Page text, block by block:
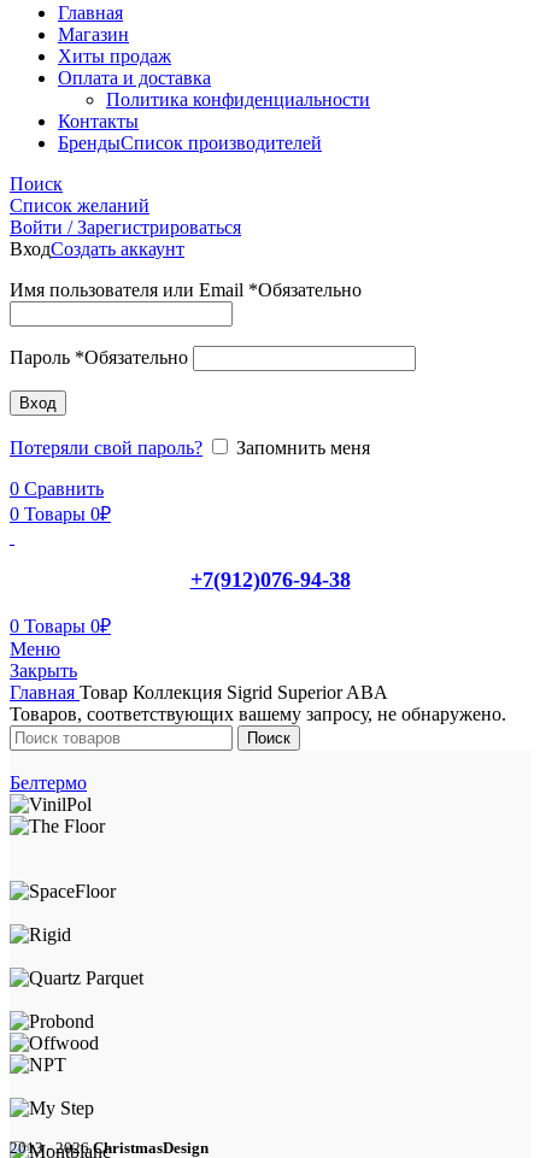
Главная
Магазин
Хиты продаж
Оплата и доставка
Политика конфиденциальности
Контакты
БрендыСписок производителей
Поиск
Список желаний
Войти / Зарегистрироваться
ВходСоздать аккаунт
Имя пользователя или Email *Обязательно
Пароль *Обязательно
Вход
Потеряли свой пароль?
Запомнить меня
0 Сравнить
0 Товары 0₽
+7(912)076-94-38
0 Товары 0₽
Меню
Закрыть
Главная Товар Коллекция Sigrid Superior ABA
Товаров, соответствующих вашему запросу, не обнаружено.
Поиск
Белтермо
2013 - 2026ChristmasDesign